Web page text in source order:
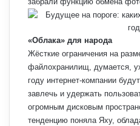
«Облака» для народа
Жёсткие ограничения на
файлохранилищ, думается,
году интернет-компании
завлечь и удержать
огромным дисковым
тенденцию поняла Яху,